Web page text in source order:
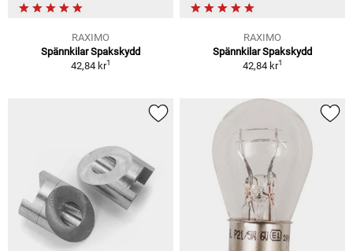
RAXIMO
Spännkilar Spakskydd
42,84 kr1
RAXIMO
Spännkilar Spakskydd
42,84 kr1